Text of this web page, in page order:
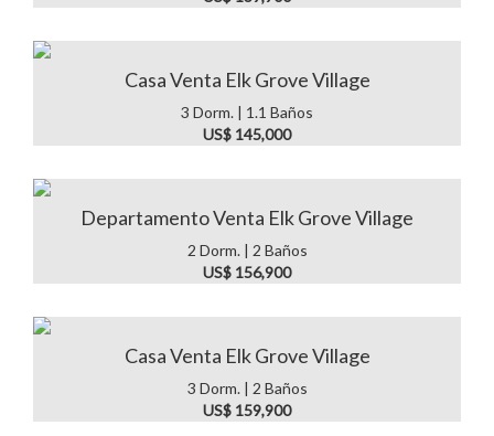
Casa Venta Elk Grove Village
3 Dorm. | 1.1 Baños
US$ 145,000
Departamento Venta Elk Grove Village
2 Dorm. | 2 Baños
US$ 156,900
Casa Venta Elk Grove Village
3 Dorm. | 2 Baños
US$ 159,900